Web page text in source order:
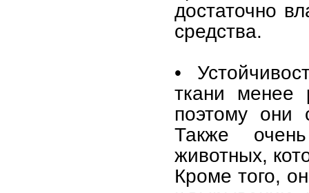
достаточно
средства.
•
ткани менее
поэтому они
Также
животных,
Кроме того,